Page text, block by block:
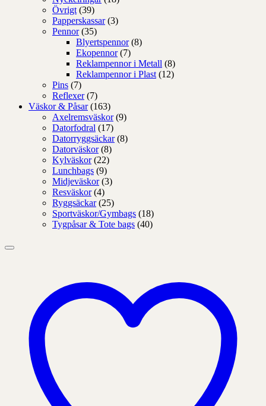
Övrigt (39)
Papperskassar (3)
Pennor (35)
Blyertspennor (8)
Ekopennor (7)
Reklampennor i Metall (8)
Reklampennor i Plast (12)
Pins (7)
Reflexer (7)
Väskor & Påsar (163)
Axelremsväskor (9)
Datorfodral (17)
Datorryggsäckar (8)
Datorväskor (8)
Kylväskor (22)
Lunchbags (9)
Midjeväskor (3)
Resväskor (4)
Ryggsäckar (25)
Sportväskor/Gymbags (18)
Tygpåsar & Tote bags (40)